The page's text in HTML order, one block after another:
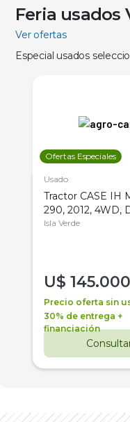
Feria usados
Ver ofertas
Especial usados
Ofertas Especiales
Usado
Tractor CASE IH
290, 2012, 4WD,
Isla Verde
U$ 145.000
Precio oferta sin
30% de entrega +
financiación